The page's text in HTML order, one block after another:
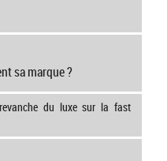
sa marque ?
du luxe sur la fast